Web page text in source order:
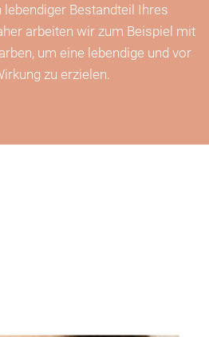
lebendiger Bestandteil Ihres
arbeiten wir zum Beispiel mit
um eine lebendige und vor
zu erzielen.